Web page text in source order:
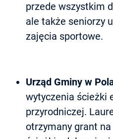
przede wszystkim
ale także seniorzy
zajęcia sportowe.
Urząd Gminy w
wytyczenia ścieżki
przyrodniczej.
otrzymany grant